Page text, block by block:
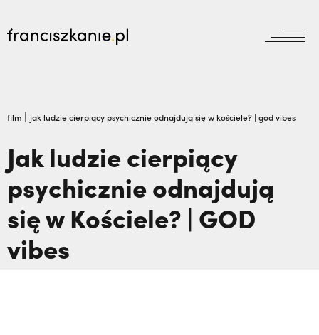
jubileusz
odpust
wydarzenia
dokumenty
biblioteka
wydarzenia
prowincja
powołanie
dzieła
zakon
bracia mniejsi
reguła i życie
księgarnia
Wyszukiwarka
najczęściej wyszukiwane
film | jak ludzie cierpiący psychicznie odnajdują się w kościele? | god vibes
Jak ludzie cierpiący
psychicznie odnajdują
się w Kościele? | GOD
vibes